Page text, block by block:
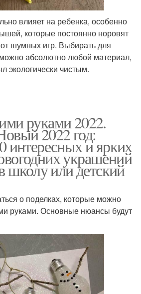
влияет на ребенка, особенно
которые постоянно норовят
шумных игр. Выбирать для
абсолютно любой материал,
экологически чистым.
руками 2022.
2022 год:
интересных и ярких
украшений
школу или детский
о поделках, которые можно
руками. Основные нюансы будут